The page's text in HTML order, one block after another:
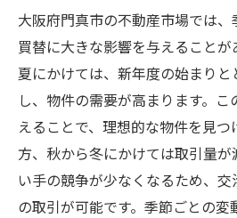
買替前後のライフプラ
市場の波に左右されな
地元の法律と規制を遵
満足のいく不動産買替を実
成功事例から学ぶ効果的
ターゲット層に合わせ
資産価値を高めるため
大阪府門真市の不動産市場では
買替に大きな影響を与えること
夏にかけては、新年度の始まり
し、物件の需要が高まります。
えることで、理想的な物件を見
方、秋から冬にかけては取引量
い手の競争が少なくなるため、
の取引が可能です。季節ごとの